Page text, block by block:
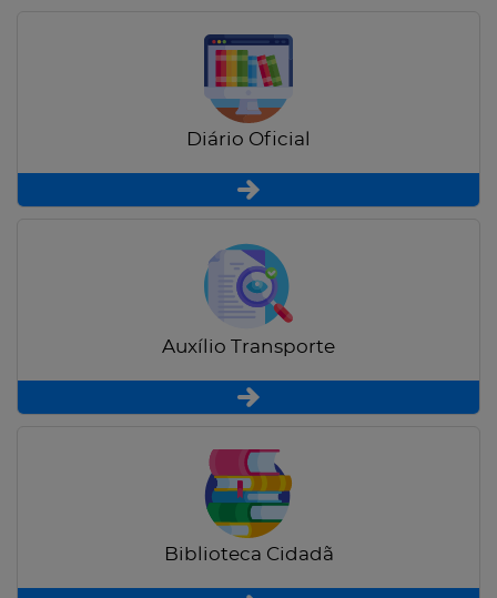
Diário Oficial
Auxílio Transporte
Biblioteca Cidadã